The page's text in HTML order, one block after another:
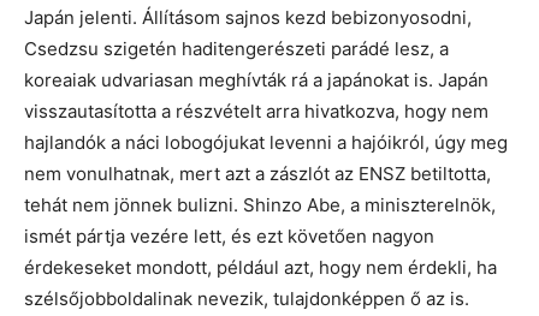
Japán jelenti. Állításom sajnos kezd bebizonyosodni,
Csedzsu szigetén haditengerészeti parádé lesz, a
koreaiak udvariasan meghívták rá a japánokat is. Japán
visszautasította a részvételt arra hivatkozva, hogy nem
hajlandók a náci lobogójukat levenni a hajóikról, úgy meg
nem vonulhatnak, mert azt a zászlót az ENSZ betiltotta,
tehát nem jönnek bulizni. Shinzo Abe, a miniszterelnök,
ismét pártja vezére lett, és ezt követően nagyon
érdekeseket mondott, például azt, hogy nem érdekli, ha
szélsőjobboldalinak nevezik, tulajdonképpen ő az is.